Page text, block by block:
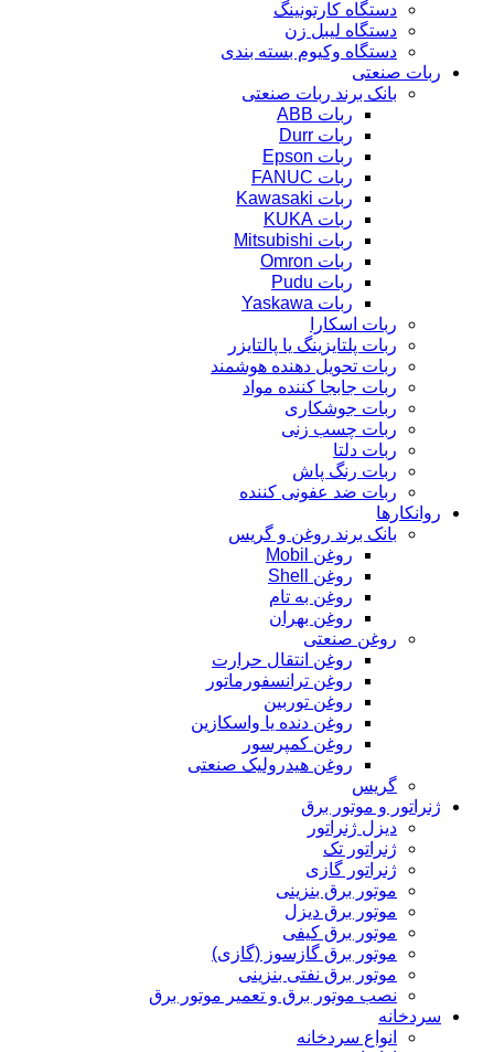
دستگاه کارتونینگ
دستگاه لیبل زن
دستگاه وکیوم بسته بندی
ربات صنعتی
بانک برند ربات صنعتی
ربات ABB
ربات Durr
ربات Epson
ربات FANUC
ربات Kawasaki
ربات KUKA
ربات Mitsubishi
ربات Omron
ربات Pudu
ربات Yaskawa
ربات اسکارا
ربات پلتایزینگ یا پالتایزر
ربات تحویل دهنده هوشمند
ربات جابجا کننده مواد
ربات جوشکاری
ربات چسب زنی
ربات دلتا
ربات رنگ پاش
ربات ضد عفونی کننده
روانکارها
بانک برند روغن و گریس
روغن Mobil
روغن Shell
روغن به تام
روغن بهران
روغن صنعتی
روغن انتقال حرارت
روغن ترانسفورماتور
روغن توربین
روغن دنده یا واسکازین
روغن کمپرسور
روغن هیدرولیک صنعتی
گریس
ژنراتور و موتور برق
دیزل ژنراتور
ژنراتور تک
ژنراتور گازی
موتور برق بنزینی
موتور برق دیزل
موتور برق کیفی
موتور برق گازسوز (گازی)
موتور برق نفتی بنزینی
نصب موتور برق و تعمیر موتور برق
سردخانه
انواع سردخانه